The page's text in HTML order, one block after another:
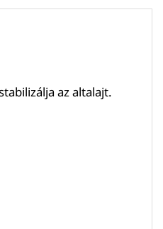
az altalajt.